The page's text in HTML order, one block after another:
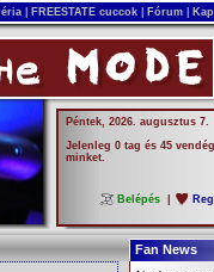
FREESTATE cuccok Fórum
Péntek, 2026. augusztus 7.
Jelenleg 0 tag és 45
minket.
Belépés
Fan News